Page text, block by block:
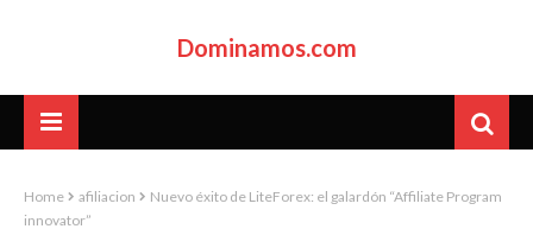
Dominamos.com
Home afiliacion
Nuevo éxito de LiteForex: el galardón “Affiliate Program
innovator”